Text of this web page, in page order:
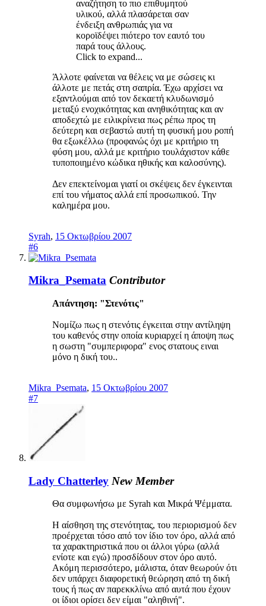
αναζήτηση το πιο επιθυμητού
υλικού, αλλά πλασάρεται σαν
ένδειξη ανθρωπιάς για να
κοροϊδέψει πιότερο τον εαυτό του
παρά τους άλλους.
Click to expand...
Άλλοτε φαίνεται να θέλεις να με σώσεις κι
άλλοτε με πετάς στη σαπρία. Έχω αρχίσει να
εξαντλούμαι από τον δεκαετή κλυδωνισμό
μεταξύ ενοχικότητας και ανηθικότητας και αν
αποδεχτώ με ειλικρίνεια πως ρέπω προς τη
δεύτερη και σεβαστώ αυτή τη φυσική μου ροπή
θα εξωκέλλω (προφανώς όχι με κριτήριο τη
φύση μου, αλλά με κριτήριο τουλάχιστον κάθε
τυποποιημένο κώδικα ηθικής και καλοσύνης).
Δεν επεκτείνομαι γιατί οι σκέψεις δεν έγκεινται
επί του νήματος αλλά επί προσωπικού. Την
καλημέρα μου.
Syrah, 15 Οκτωβρίου 2007
#6
Mikra_Psemata Contributor
Απάντηση: "Στενότις"
Νομίζω πως η στενότις έγκειται στην αντίληψη
του καθενός στην οποία κυριαρχεί η άποψη πως
η σωστη "συμπεριφορα" ενος στατους ειναι
μόνο η δική του..
Mikra_Psemata, 15 Οκτωβρίου 2007
#7
Lady Chatterley New Member
Θα συμφωνήσω με Syrah και Μικρά Ψέμματα.
Η αίσθηση της στενότητας, του περιορισμού δεν
προέρχεται τόσο από τον ίδιο τον όρο, αλλά από
τα χαρακτηριστικά που οι άλλοι γύρω (αλλά
ενίοτε και εγώ) προσδίδουν στον όρο αυτό.
Ακόμη περισσότερο, μάλιστα, όταν θεωρούν ότι
δεν υπάρχει διαφορετική θεώρηση από τη δική
τους ή πως αν παρεκκλίνω από αυτά που έχουν
οι ίδιοι ορίσει δεν είμαι "αληθινή".